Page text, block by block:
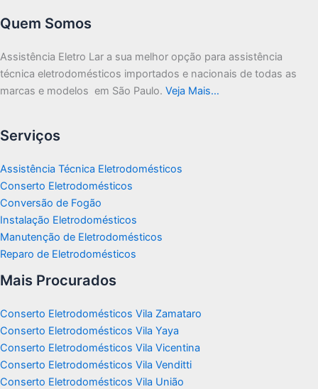
Quem Somos
Assistência Eletro Lar a sua melhor opção para assistência
técnica eletrodomésticos importados e nacionais de todas as
marcas e modelos em São Paulo. Veja Mais…
Serviços
Assistência Técnica Eletrodomésticos
Conserto Eletrodomésticos
Conversão de Fogão
Instalação Eletrodomésticos
Manutenção de Eletrodomésticos
Reparo de Eletrodomésticos
Mais Procurados
Conserto Eletrodomésticos Vila Zamataro
Conserto Eletrodomésticos Vila Yaya
Conserto Eletrodomésticos Vila Vicentina
Conserto Eletrodomésticos Vila Venditti
Conserto Eletrodomésticos Vila União